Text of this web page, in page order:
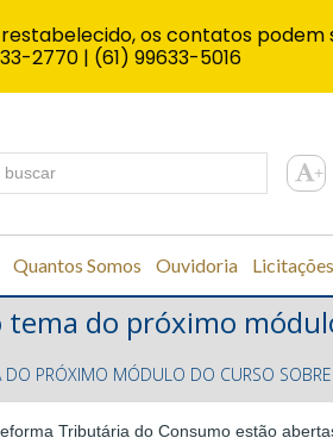
Quantos Somos Ouvidoria Licitações
tema do próximo
PRÓXIMO MÓDULO DO CURSO SOBRE
Tributária do Consumo estão
os contatos podem
2770 | (61) 99633-5016